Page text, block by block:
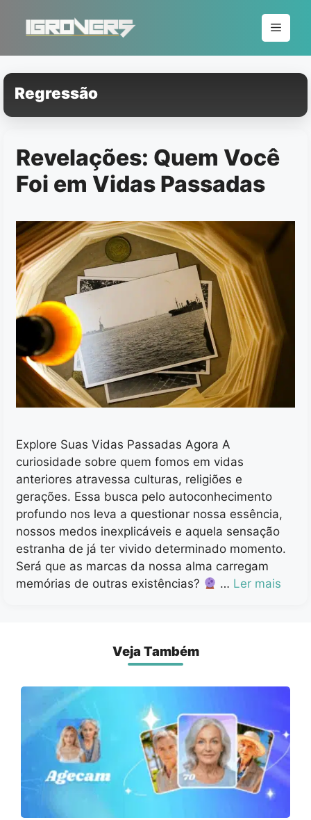
conteúdo
Menu
Regressão
Revelações: Quem Você
Foi em Vidas Passadas
Explore Suas Vidas Passadas Agora A
curiosidade sobre quem fomos em vidas
anteriores atravessa culturas, religiões e
gerações. Essa busca pelo autoconhecimento
profundo nos leva a questionar nossa essência,
nossos medos inexplicáveis e aquela sensação
estranha de já ter vivido determinado momento.
Será que as marcas da nossa alma carregam
memórias de outras existências?
… Ler mais
Veja Também